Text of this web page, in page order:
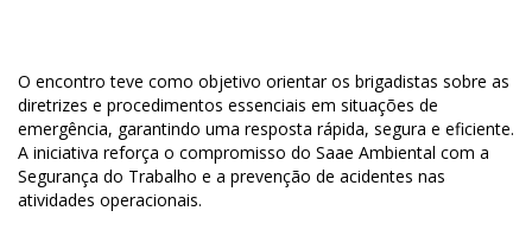
O encontro teve como objetivo orientar os brigadistas sobre as
diretrizes e procedimentos essenciais em situações de
emergência, garantindo uma resposta rápida, segura e eficiente.
A iniciativa reforça o compromisso do Saae Ambiental com a
Segurança do Trabalho e a prevenção de acidentes nas
atividades operacionais.